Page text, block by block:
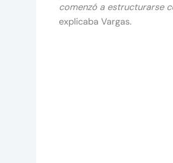
comenzó a estructurarse
explicaba Vargas.